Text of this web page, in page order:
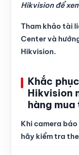
Hikvision để
Tham khảo tài
Center và
Hikvision.
Khắc
Hikvision
hàng
Khi camera
hãy kiểm tra